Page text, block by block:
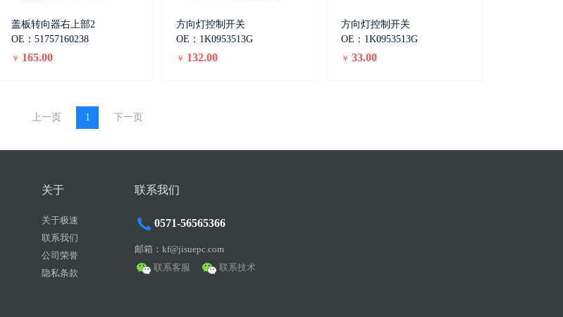
盖板转向器右上部2
OE：51757160238
￥ 165.00
方向灯控制开关
OE：1K0953513G
￥ 132.00
方向灯控制开关
OE：1K0953513G
￥ 33.00
上一页 1 下一页
关于
关于极速
联系我们
公司荣誉
隐私条款
联系我们
0571-56565366
邮箱：kf@jisuepc.com
联系客服
联系技术